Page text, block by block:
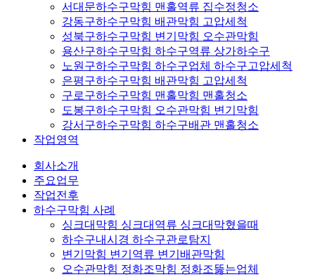
서대문하수구막힘 맨홀역류 집수정청소
강동구하수구막힘 배관막힘 고압세척
성북구하수구막힘 변기막힘 오수관막힘
용산구하수구막힘 하수구역류 상가하수구
노원구하수구막힘 하수구업체 하수구고압세척
은평구하수구막힘 배관막힘 고압세척
구로구하수구막힘 맨홀막힘 맨홀청소
도봉구하수구막힘 오수관막힘 변기막힘
강서구하수구막힘 하수구배관 맨홀청소
작업영역
회사소개
주요업무
작업전후
하수구막힘 사례
싱크대막힘 싱크대역류 싱크대막혔을때
하수구내시경 하수구관로탐지
변기막힘 변기역류 변기배관막힘
오수관막힘 정화조막힘 정화조뚫는업체